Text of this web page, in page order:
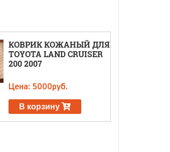
КОВРИК КОЖАНЫЙ ДЛЯ
TOYOTA LAND CRUISER
200 2007
Цена: 5000руб.
В корзину